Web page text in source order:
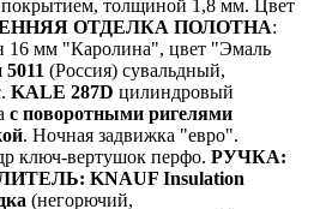
толщиной 1,8 мм. Цвет
ОТДЕЛКА ПОЛОТНА:
16 мм "Каролина", цвет "Эмаль
(Россия) сувальдный,
KALE 287D цилиндровый
с поворотными ригелями
. Ночная задвижка "евро".
ключ-вертушок перфо. РУЧКА:
KNAUF Insulation
(негорючий,